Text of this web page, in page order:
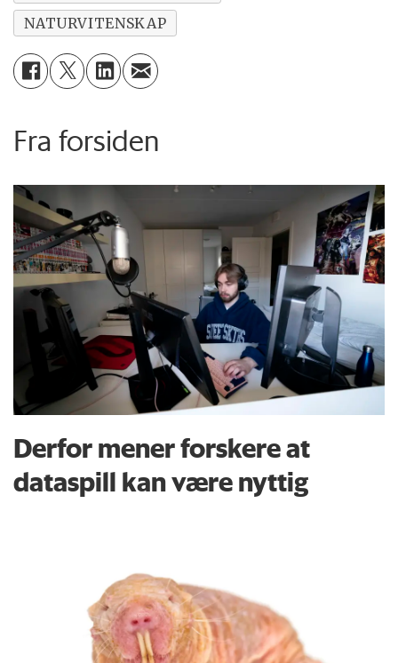
NATURVITENSKAP
Fra forsiden
Derfor mener forskere at
dataspill kan være nyttig